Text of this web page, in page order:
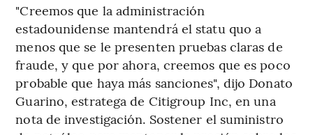
"Creemos que la administración
estadounidense mantendrá el statu quo a
menos que se le presenten pruebas claras de
fraude, y que por ahora, creemos que es poco
probable que haya más sanciones", dijo Donato
Guarino, estratega de Citigroup Inc, en una
nota de investigación. Sostener el suministro